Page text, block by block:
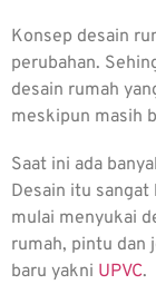
Konsep desain
perubahan.
desain rumah
meskipun masih
Saat ini ada
Desain itu
mulai menyukai
rumah, pintu dan
baru yakni UPVC.